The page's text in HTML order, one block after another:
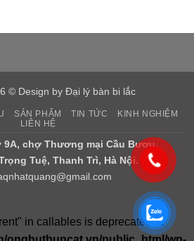
© Design by Đại lý bàn bi lắc
SẢN PHẨM TIN TỨC
KINH NGHIỆM
LIÊN HỆ
9A, chợ Thương mại Cầu Bươu,
Tuệ, Thanh Trì, Hà Nội.
in callables is deprecated in